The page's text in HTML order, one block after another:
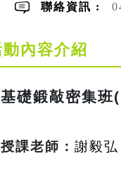
聯絡資訊 :
動內容介紹
基礎鍛敲密集班
授課老師： 謝毅弘